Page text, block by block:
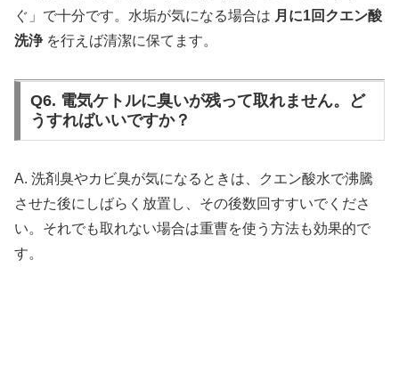
ぐ」で十分です。水垢が気になる場合は 月に1回クエン酸
洗浄を行えば清潔に保てます。
Q6. 電気ケトルに臭いが残って取れません。ど
うすればいいですか？
A. 洗剤臭やカビ臭が気になるときは、クエン酸水で沸騰
させた後にしばらく放置し、その後数回すすいでくださ
い。それでも取れない場合は重曹を使う方法も効果的で
す。